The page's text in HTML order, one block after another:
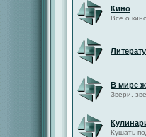
Кино
Все о
В мире
Звери,
Кушать